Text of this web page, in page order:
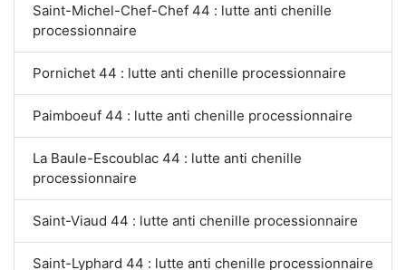
Saint-Michel-Chef-Chef 44 : lutte anti chenille
processionnaire
Pornichet 44 : lutte anti chenille processionnaire
Paimboeuf 44 : lutte anti chenille processionnaire
La Baule-Escoublac 44 : lutte anti chenille
processionnaire
Saint-Viaud 44 : lutte anti chenille processionnaire
Saint-Lyphard 44 : lutte anti chenille processionnaire